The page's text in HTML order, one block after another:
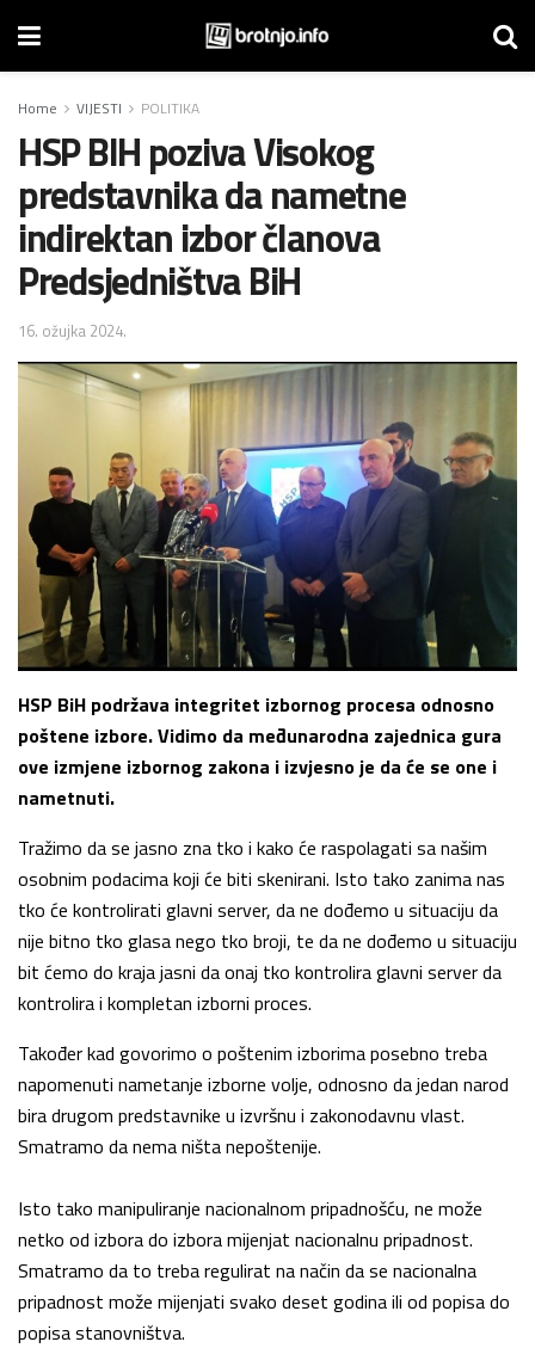
Home VIJESTI POLITIKA
HSP BIH poziva Visokog
predstavnika da nametne
indirektan izbor članova
Predsjedništva BiH
16. ožujka 2024.
HSP BiH podržava integritet izbornog procesa odnosno
poštene izbore. Vidimo da međunarodna zajednica gura
ove izmjene izbornog zakona i izvjesno je da će se one i
nametnuti.
Tražimo da se jasno zna tko i kako će raspolagati sa našim
osobnim podacima koji će biti skenirani. Isto tako zanima nas
tko će kontrolirati glavni server, da ne dođemo u situaciju da
nije bitno tko glasa nego tko broji, te da ne dođemo u situaciju
bit ćemo do kraja jasni da onaj tko kontrolira glavni server da
kontrolira i kompletan izborni proces.
Također kad govorimo o poštenim izborima posebno treba
napomenuti nametanje izborne volje, odnosno da jedan narod
bira drugom predstavnike u izvršnu i zakonodavnu vlast.
Smatramo da nema ništa nepoštenije.
Isto tako manipuliranje nacionalnom pripadnošću, ne može
netko od izbora do izbora mijenjat nacionalnu pripadnost.
Smatramo da to treba regulirat na način da se nacionalna
pripadnost može mijenjati svako deset godina ili od popisa do
popisa stanovništva.